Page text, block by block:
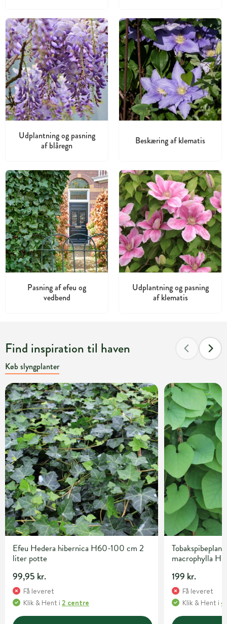
Udplantning og pasning
af blåregn
Beskæring af klematis
Pasning af efeu og
vedbend
Udplantning og pasning
af klematis
Find inspiration til haven
Køb slyngplanter
Efeu Hedera hibernica H60-100 cm 2
liter potte
99,95 kr.
Få leveret
Klik & Hent i 2 centre
macrophylla
199 kr.
Få leveret
Klik & Hent i4